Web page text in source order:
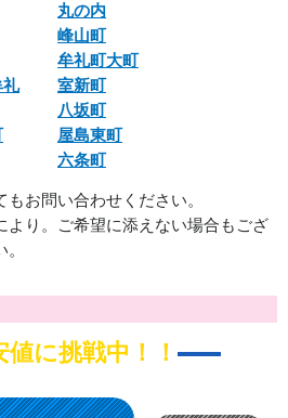
丸の内
峰山町
牟礼町大町
礼
室新町
八坂町
屋島東町
六条町
お問い合わせください。
より。ご希望に添えない場合もござ
に挑戦中！！